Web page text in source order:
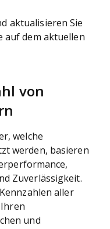
aktualisieren Sie
auf dem aktuellen
von
welche
werden, basieren
Zuverlässigkeit.
aller
und